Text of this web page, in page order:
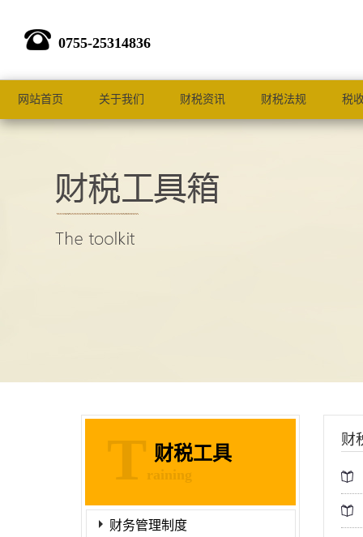
0755-25314836
网站首页 关于我们 财税资讯 财税法规 税
财税工具
Training
财务管理制度
财